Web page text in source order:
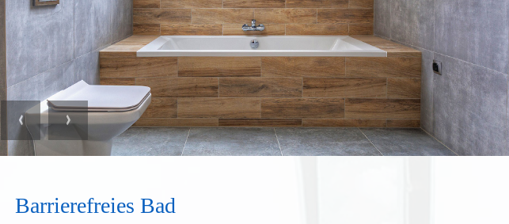
PreviousNext
Barrierefreies Bad